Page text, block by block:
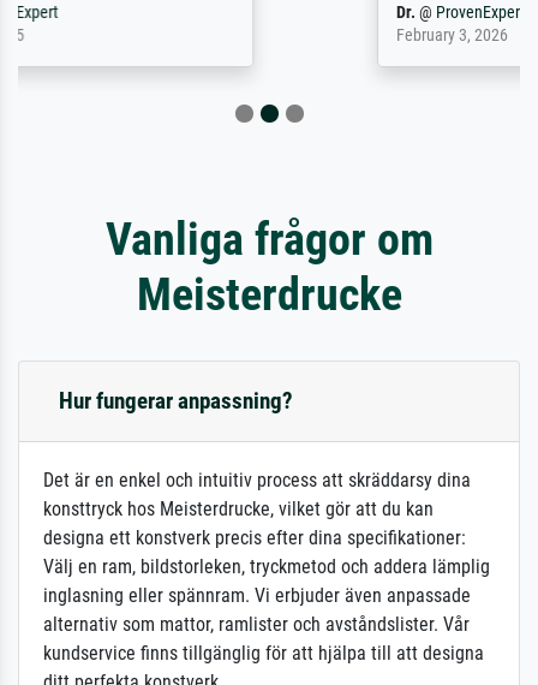
Vanliga frågor om
Meisterdrucke
Hur fungerar anpassning?
Det är en enkel och intuitiv process att skräddarsy dina
konsttryck hos Meisterdrucke, vilket gör att du kan
designa ett konstverk precis efter dina specifikationer:
Välj en ram, bildstorleken, tryckmetod och addera lämplig
inglasning eller spännram. Vi erbjuder även anpassade
alternativ som mattor, ramlister och avståndslister. Vår
kundservice finns tillgänglig för att hjälpa till att designa